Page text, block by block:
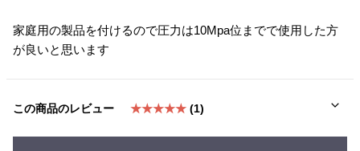
家庭用の製品を付けるので圧力は10Mpa位までで使用した方
が良いと思います
この商品のレビュー ★★★★★ (1)